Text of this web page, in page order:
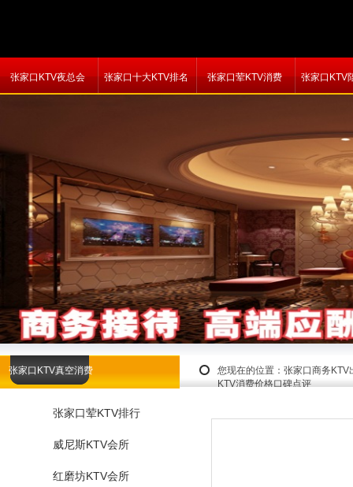
张家口KTV夜总会 张家口十大KTV排名 张家口荤KTV消费 张家口KTV
您现在的位置： 张家口商务KTV
KTV消费价格口碑点评
张家口KTV真空消费
张家口荤KTV排行
威尼斯KTV会所
红磨坊KTV会所